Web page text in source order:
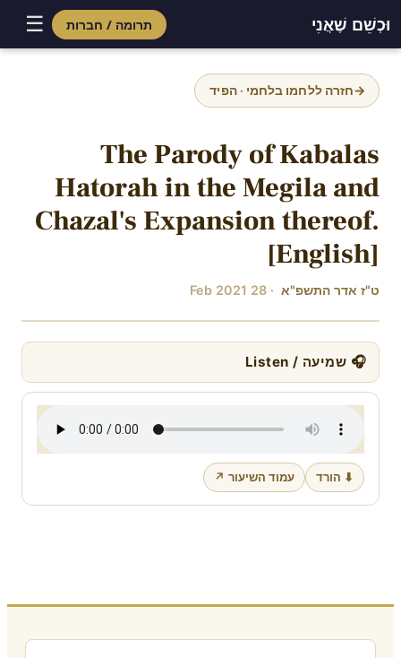
וּכְשֵׁם שֶׁאֲנִי תרומה / חברות ☰
→חזרה ללחמו בלחמי · הפיד
The Parody of Kabalas
Hatorah in the Megila and
Chazal's Expansion thereof.
[English]
ט"ז אדר התשפ"א · 28 Feb 2021
🎧 שמיעה / Listen
⬇ הורד עמוד השיעור ↗